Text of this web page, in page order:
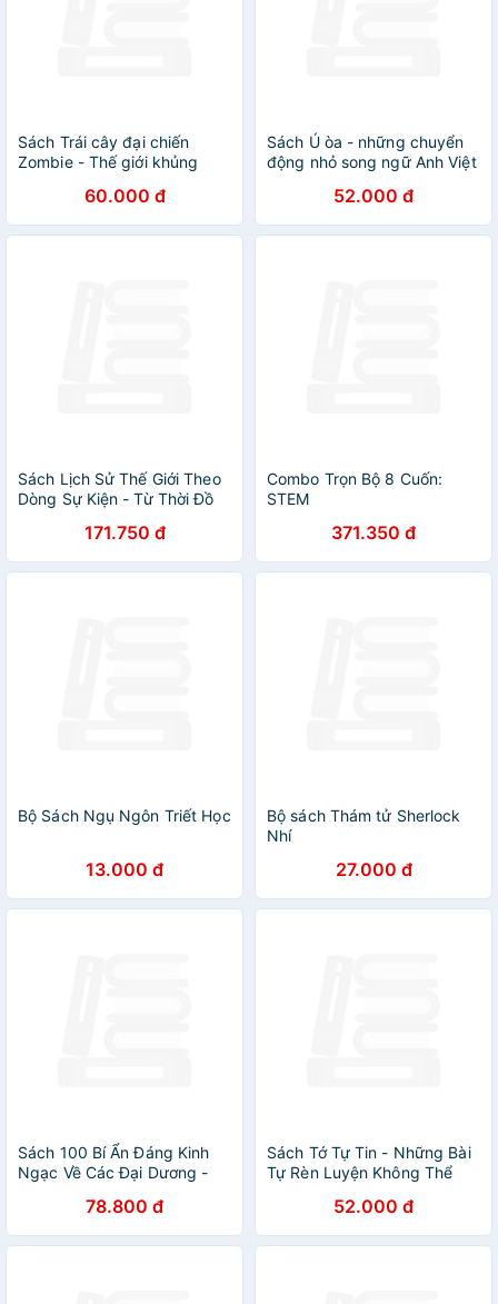
Sách Trái cây đại chiến
Zombie - Thế giới khủng
khủng long60.000 đ
Sách Ú òa - những chuyển
động nhỏ song ngữ Anh Việt
52.000 đ
Sách Lịch Sử Thế Giới Theo
Dòng Sự Kiện - Từ Thời Đồ
171.750 đ
Combo Trọn Bộ 8 Cuốn:
STEM
371.350 đ
Bộ Sách Ngụ Ngôn Triết Học
13.000 đ
Bộ sách Thám tử Sherlock
Nhí
27.000 đ
Sách 100 Bí Ẩn Đáng Kinh
Ngạc Về Các Đại Dương -
The Oceans78.800 đ
Sách Tớ Tự Tin - Những Bài
Tự Rèn Luyện Không Thể
52.000 đ